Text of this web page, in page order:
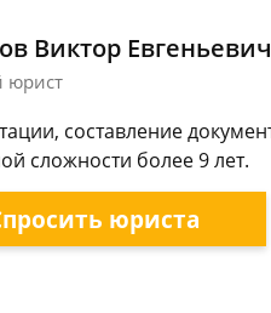
Виктор Евгеньевич
юрист
составление
сложности более 9 лет.
юриста